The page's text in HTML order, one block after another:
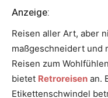
Anzeige:
Reisen aller Art, aber
maßgeschneidert und
Reisen zum
bietet Retroreisen an.
Etikettenschwindel